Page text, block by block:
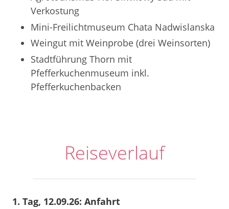
Verkostung
Mini-Freilichtmuseum Chata Nadwislanska
Weingut mit Weinprobe (drei Weinsorten)
Stadtführung Thorn mit
Pfefferkuchenmuseum inkl.
Pfefferkuchenbacken
Reiseverlauf
1. Tag, 12.09.26: Anfahrt